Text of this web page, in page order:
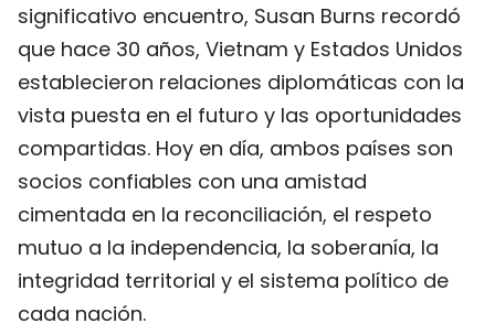
significativo encuentro, Susan Burns recordó
que hace 30 años, Vietnam y Estados Unidos
establecieron relaciones diplomáticas con la
vista puesta en el futuro y las oportunidades
compartidas. Hoy en día, ambos países son
socios confiables con una amistad
cimentada en la reconciliación, el respeto
mutuo a la independencia, la soberanía, la
integridad territorial y el sistema político de
cada nación.